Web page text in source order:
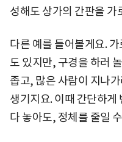
성해도 상가의 간판을 가
다른 예를 들어볼게요.
도 있지만, 구경을 하러
좁고, 많은 사람이 지나
생기지요. 이때 간단하게
다 놓아도, 정체를 줄일